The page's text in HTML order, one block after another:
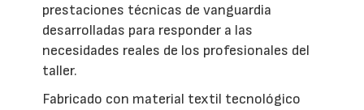
prestaciones técnicas de vanguardia
desarrolladas para responder a las
necesidades reales de los profesionales del
taller.
Fabricado con material textil tecnológico